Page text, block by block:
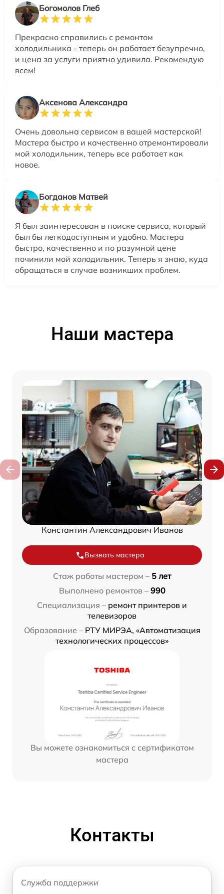
Богомолов Глеб
Прекрасно справились с ремонтом
холодильника - теперь он работает безупречно,
и цена за услуги приятно удивила. Рекомендую
всем!
Аксенова Александра
Очень довольна сервисом в вашей мастерской!
Мастера быстро и качественно отремонтировали
мой холодильник, теперь все работает как
новое.
Богданов Матвей
Я был заинтересован в поиске сервиса, который
был бы легкодоступным и удобно. Мастера
быстро, качественно и по разумной цене
починили мой холодильник. Теперь я знаю, куда
обращаться в случае возникших проблем.
Наши мастера
Константин Александрович Иванов
Вызвать мастера
Стаж работы мастером – 5 лет
Выполнено ремонтов – 990
Специализация – ремонт принтеров и
телевизоров
Образование – РТУ МИРЭА, «Автоматизация
технологических процессов»
Вы можете ознакомиться с сертификатом
мастера
Контакты
Служба поддержки